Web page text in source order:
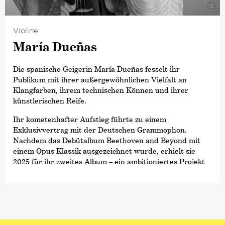
Zeitschrift›Gramophone‹ und der französischen
Zeitschrift›Diapason‹zum›Künstler des Jahres‹
ernannt, 2019 folgte der Opus Klassik als
Auszeichnung des Landes Bremen, die Medaille für
©
Violine
María Dueñas
Die spanische Geigerin María Dueñas fesselt ihr
Publikum mit ihrer außergewöhnlichen Vielfalt an
Klangfarben, ihrem technischen Können und ihrer
künstlerischen Reife.
Ihr kometenhafter Aufstieg führte zu einem
Exklusivvertrag mit der Deutschen Grammophon.
Nachdem das Debütalbum Beethoven and Beyond mit
einem Opus Klassik ausgezeichnet wurde, erhielt sie
2025 für ihr zweites Album – ein ambitioniertes Projekt
Staatskapelle Berlin, die Münchner Philharmoniker, die